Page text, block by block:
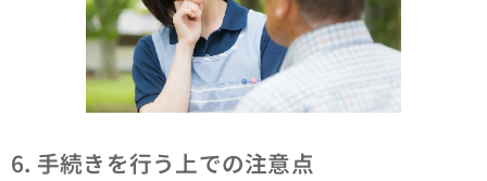
6. 手続きを行う上での注意点